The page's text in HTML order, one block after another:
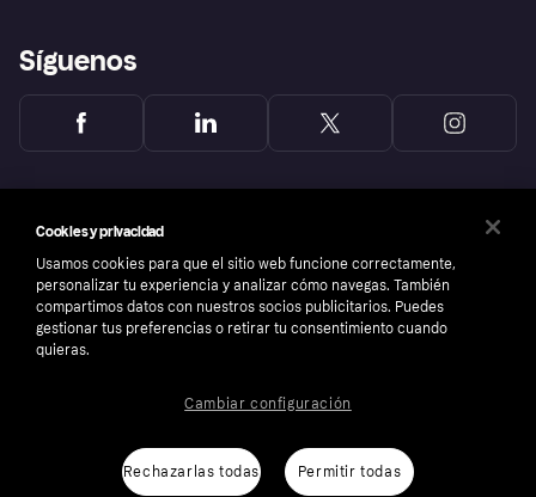
Síguenos
Número de empresa: 556737-0431
Cookies y privacidad
Usamos cookies para que el sitio web funcione correctamente,
personalizar tu experiencia y analizar cómo navegas. También
compartimos datos con nuestros socios publicitarios. Puedes
gestionar tus preferencias o retirar tu consentimiento cuando
quieras.
Rechazarlas todas Permitir todas
Cambiar configuración